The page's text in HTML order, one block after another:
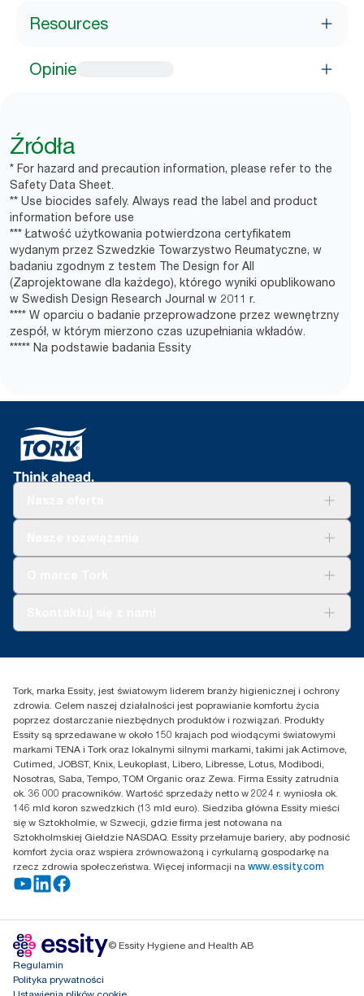
Resources
Opinie
Źródła
* For hazard and precaution information, please refer to the
Safety Data Sheet.
** Use biocides safely. Always read the label and product
information before use
*** Łatwość użytkowania potwierdzona certyfikatem
wydanym przez Szwedzkie Towarzystwo Reumatyczne, w
badaniu zgodnym z testem The Design for All
(Zaprojektowane dla każdego), którego wyniki opublikowano
w Swedish Design Research Journal w 2011 r.
**** W oparciu o badanie przeprowadzone przez wewnętrzny
zespół, w którym mierzono czas uzupełniania wkładów.
***** Na podstawie badania Essity
Reklamacja produktu
Przedstawiciele handlowi
Puławska 180
02-670 Warszawa
Polska
Tork, marka Essity, jest światowym liderem branży higienicznej i ochrony
zdrowia. Celem naszej działalności jest poprawianie komfortu życia
poprzez dostarczanie niezbędnych produktów i rozwiązań. Produkty
Essity są sprzedawane w około 150 krajach pod wiodącymi światowymi
markami TENA i Tork oraz lokalnymi silnymi markami, takimi jak Actimove,
Cutimed, JOBST, Knix, Leukoplast, Libero, Libresse, Lotus, Modibodi,
Nosotras, Saba, Tempo, TOM Organic oraz Zewa. Firma Essity zatrudnia
ok. 36 000 pracowników. Wartość sprzedaży netto w 2024 r. wyniosła ok.
146 mld koron szwedzkich (13 mld euro). Siedziba główna Essity mieści
się w Sztokholmie, w Szwecji, gdzie firma jest notowana na
Sztokholmskiej Giełdzie NASDAQ. Essity przełamuje bariery, aby podnosić
komfort życia oraz wspiera zrównoważoną i cyrkularną gospodarkę na
rzecz zdrowia społeczeństwa. Więcej informacji na www.essity.com
© Essity Hygiene and Health AB
Regulamin
Polityka prywatności